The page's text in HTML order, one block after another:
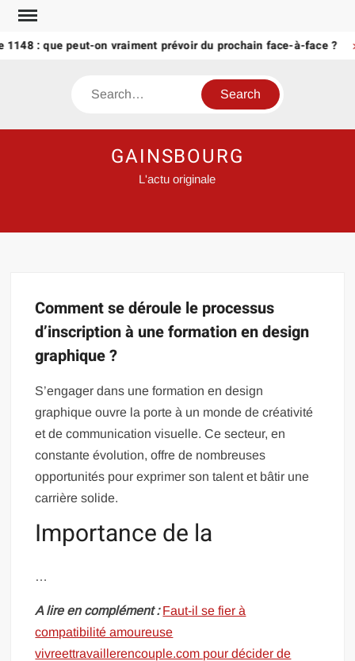
Skip
content
1148 : que peut-on vraiment prévoir du prochain face-à-face ?
Search
GAINSBOURG
L'actu originale
Comment se déroule le processus
d’inscription à une formation en design
graphique ?
S’engager dans une formation en design
graphique ouvre la porte à un monde de créativité
et de communication visuelle. Ce secteur, en
constante évolution, offre de nombreuses
opportunités pour exprimer son talent et bâtir une
carrière solide.
Importance de la
…
A lire en complément : Faut-il se fier à
compatibilité amoureuse
vivreettravaillerencouple.com pour décider de